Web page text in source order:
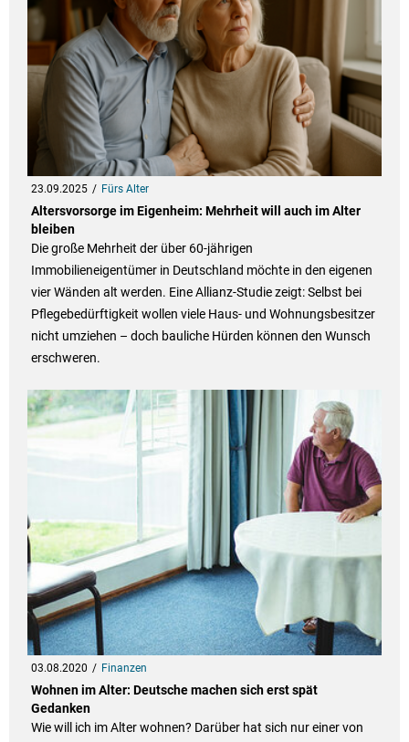
23.09.2025 Fürs Alter
Altersvorsorge im Eigenheim: Mehrheit will auch im Alter
bleiben
Die große Mehrheit der über 60-jährigen
Immobilieneigentümer in Deutschland möchte in den eigenen
vier Wänden alt werden. Eine Allianz-Studie zeigt: Selbst bei
Pflegebedürftigkeit wollen viele Haus- und Wohnungsbesitzer
nicht umziehen – doch bauliche Hürden können den Wunsch
erschweren.
03.08.2020 Finanzen
Wohnen im Alter: Deutsche machen sich erst spät
Gedanken
Wie will ich im Alter wohnen? Darüber hat sich nur einer von